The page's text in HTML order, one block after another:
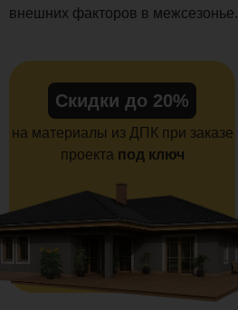
внешних факторов в межсезонье.
Скидки до 20%
на материалы из ДПК при заказе
проекта под ключ